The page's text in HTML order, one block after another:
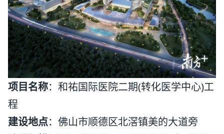
项目名称：和祐国际医院二期(转化医学中心)工
程
建设地点：佛山市顺德区北滘镇美的大道旁